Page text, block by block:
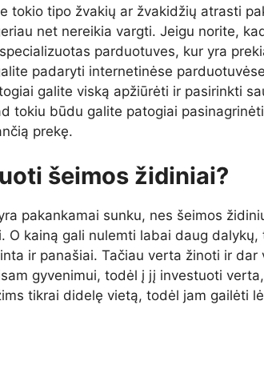
tokio tipo žvakių ar žvakidžių atrasti
net nereikia vargti. Jeigu norite,
parduotuves, kur yra
padaryti internetinėse
galite viską apžiūrėti ir pasirinkti
tokiu būdu galite patogiai
prekę.
šeimos židiniai?
pakankamai sunku, nes šeimos
O kainą gali nulemti labai daug
ir panašiai. Tačiau verta žinoti ir dar
gyvenimui, todėl į jį investuoti
tikrai didelę vietą, todėl jam gailėti